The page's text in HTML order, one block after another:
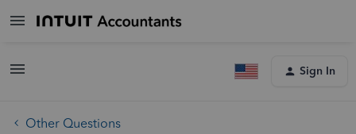
Sign In
Other Questions